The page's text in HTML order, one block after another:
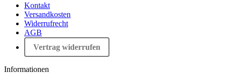
Kontakt
Versandkosten
Widerrufrecht
AGB
Vertrag widerrufen
Informationen